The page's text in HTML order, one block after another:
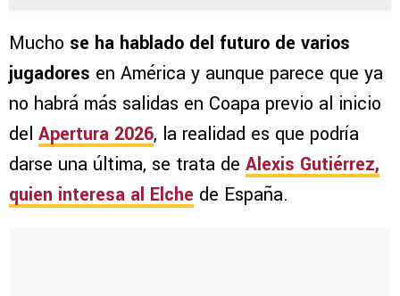
Mucho se ha hablado del futuro de varios
jugadores en América y aunque parece que ya
no habrá más salidas en Coapa previo al inicio
del Apertura 2026, la realidad es que podría
darse una última, se trata de Alexis Gutiérrez,
quien interesa al Elche de España.